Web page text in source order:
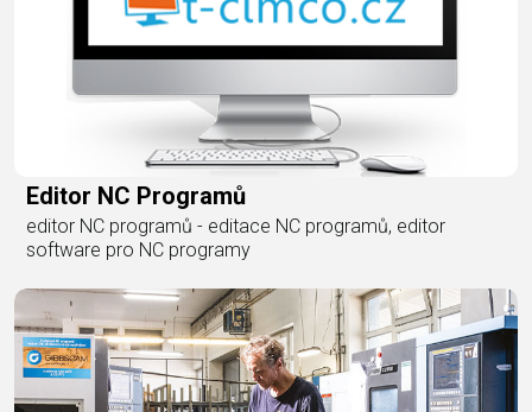
Editor NC Programů
editor NC programů - editace NC programů, editor
software pro NC programy